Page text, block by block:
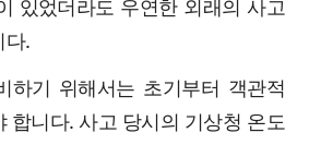
있었더라도 우연한 외래의 사고
다.
하기 위해서는 초기부터 객관적
합니다. 사고 당시의 기상청 온도